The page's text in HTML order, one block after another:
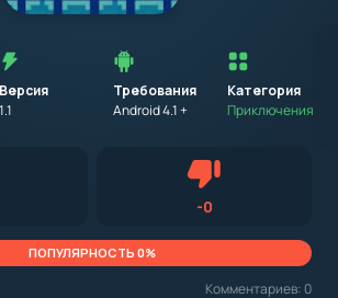
Версия
1.1
Требования
Android 4.1 +
установкой
приложения
на
устройство
с
указываем
минимальные
необходимые
Категория
Приключения
на установленную версию Android
минимально необходимую версию для
-0Не нравится
ПОПУЛЯРНОСТЬ 0%
Комментариев: 0